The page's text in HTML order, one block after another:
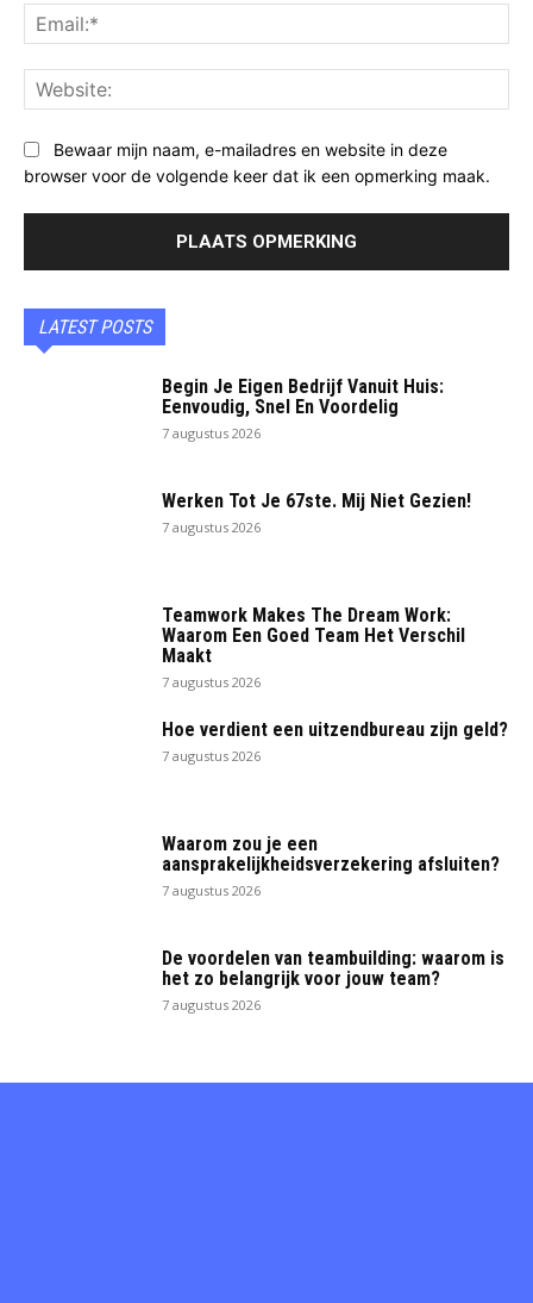
Bewaar mijn naam, e-mailadres en website in deze
browser voor de volgende keer dat ik een opmerking maak.
LATEST POSTS
Begin Je Eigen Bedrijf Vanuit Huis:
Eenvoudig, Snel En Voordelig
7 augustus 2026
Werken Tot Je 67ste. Mij Niet Gezien!
7 augustus 2026
Teamwork Makes The Dream Work:
Waarom Een Goed Team Het Verschil
Maakt
7 augustus 2026
Hoe verdient een uitzendbureau zijn geld?
7 augustus 2026
Waarom zou je een
aansprakelijkheidsverzekering afsluiten?
7 augustus 2026
De voordelen van teambuilding: waarom is
het zo belangrijk voor jouw team?
7 augustus 2026